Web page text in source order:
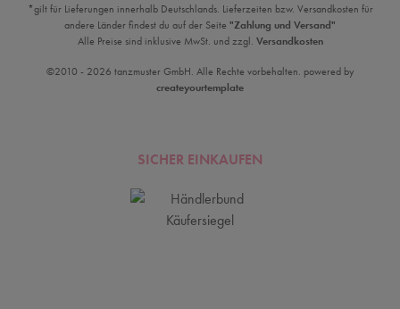
*gilt für Lieferungen innerhalb Deutschlands. Lieferzeiten bzw. Versandkosten für
andere Länder findest du auf der Seite "Zahlung und Versand"
Alle Preise sind inklusive MwSt. und zzgl. Versandkosten
©2010 - 2026 tanzmuster GmbH. Alle Rechte vorbehalten. powered by
createyourtemplate
SICHER EINKAUFEN